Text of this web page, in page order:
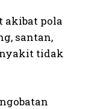
akibat pola
santan,
tidak